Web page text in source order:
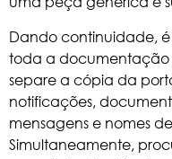
Dando continuidade,
toda a documentação
separe a cópia da
notificações,
mensagens e nomes
Simultaneamente,